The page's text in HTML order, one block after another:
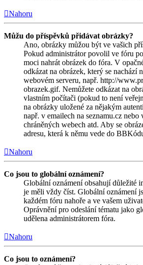
Nahoru
Můžu do příspěvků přidávat obrázky?
Ano, obrázky můžou být ve vašich
Pokud administrátor povolil ve fóru
moci nahrát obrázek do fóra. V
odkázat na obrázek, který se nachází
webovém serveru, např. http://
obrazek.gif. Nemůžete odkázat na
vlastním počítači (pokud to není
na obrázky uložené za nějakým
např. v emailech na seznamu.cz nebo
chráněných webech atd. Aby se
adresu, která k němu vede do
Nahoru
Co jsou to globální oznámení?
Globální oznámení obsahují důležité
je měli vždy číst. Globální oznámení
každém fóru nahoře a ve vašem
Oprávnění pro odeslání tématu jako
udělena administrátorem fóra.
Nahoru
Co jsou to oznámení?